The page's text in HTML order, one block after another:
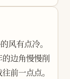
用了多久，
吃哥哥给我
在顶楼，印
。坐高铁要
风有点冷。
边角慢慢削
前一点点。